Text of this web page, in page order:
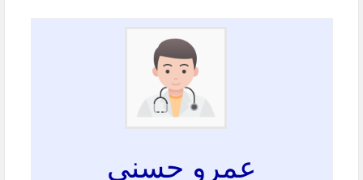
عمرو حسني